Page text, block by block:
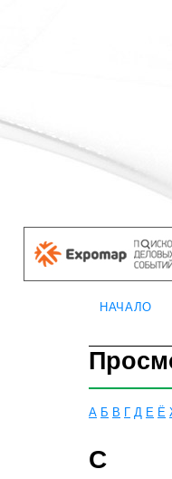
НАЧАЛО
А Б В Г Д Е Ё
С